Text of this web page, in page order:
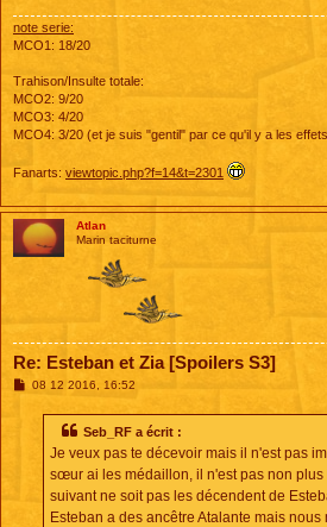
note serie:
MCO1: 18/20
Trahison/Insulte totale:
MCO2: 9/20
MCO3: 4/20
MCO4: 3/20 (et je suis "gentil" par ce qu'il y a les
Fanarts: viewtopic.php?f=14&t=2301
Atlan
Marin taciturne
Re: Esteban et Zia [Spoilers S3]
M08 12 2016, 16:52
Seb_RF a écrit :
Je veux pas te décevoir mais il n'est pas
sœur ai les médaillon, il n'est pas non
suivant ne soit pas les décendent de
Esteban a des ancêtre Atalante mais